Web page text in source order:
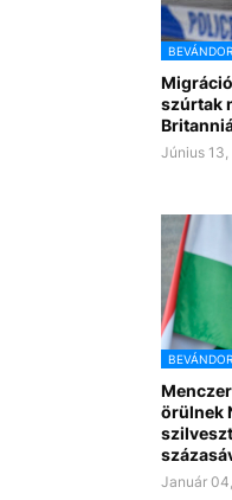
szúrtak
Június 13,
örülnek
Január